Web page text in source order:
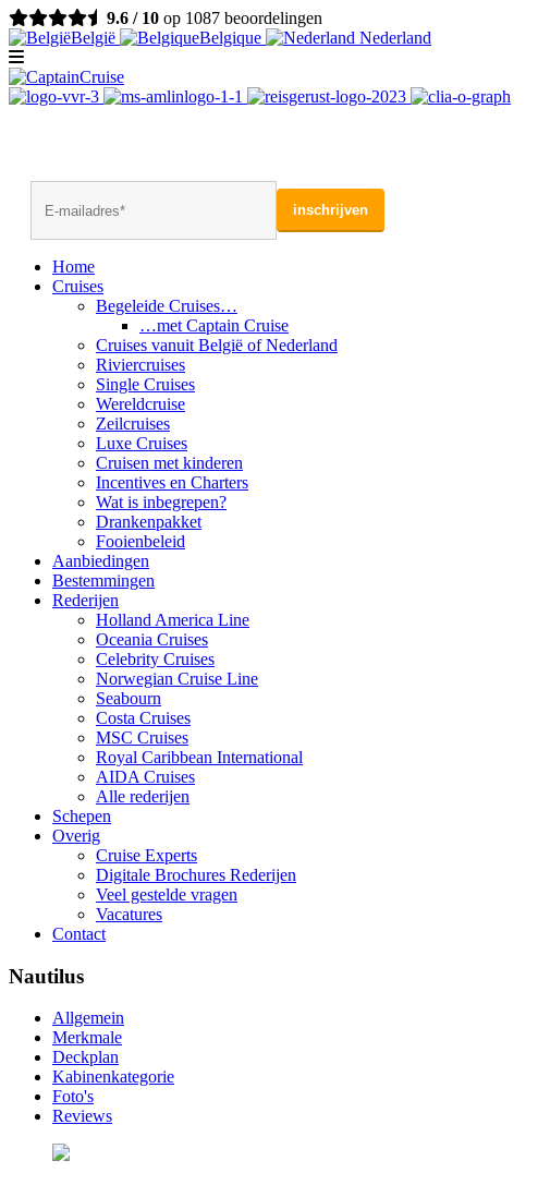
9.6 / 10 op 1087 beoordelingen
België
Belgique Nederland
Home
Cruises
Begeleide Cruises…
…met Captain Cruise
Cruises vanuit België of Nederland
Riviercruises
Single Cruises
Wereldcruise
Zeilcruises
Luxe Cruises
Cruisen met kinderen
Incentives en Charters
Wat is inbegrepen?
Drankenpakket
Fooienbeleid
Aanbiedingen
Bestemmingen
Rederijen
Holland America Line
Oceania Cruises
Celebrity Cruises
Norwegian Cruise Line
Seabourn
Costa Cruises
MSC Cruises
Royal Caribbean International
AIDA Cruises
Alle rederijen
Schepen
Overig
Cruise Experts
Digitale Brochures Rederijen
Veel gestelde vragen
Vacatures
Contact
Nautilus
Allgemein
Merkmale
Deckplan
Kabinenkategorie
Foto's
Reviews